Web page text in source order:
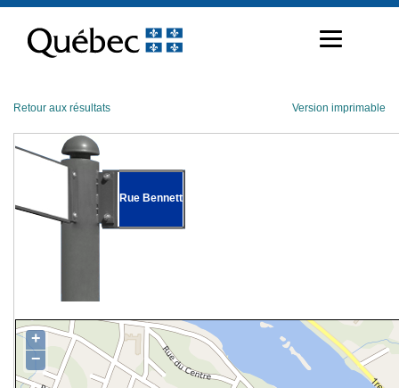
contenu
Retour aux résultats Version imprimable
Rue Bennett
+
−